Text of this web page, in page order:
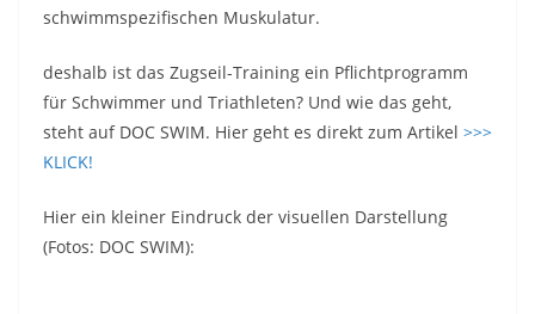
schwimmspezifischen Muskulatur.
deshalb ist das Zugseil-Training ein Pflichtprogramm
für Schwimmer und Triathleten? Und wie das geht,
steht auf DOC SWIM. Hier geht es direkt zum Artikel >>>
KLICK!
Hier ein kleiner Eindruck der visuellen Darstellung
(Fotos: DOC SWIM):